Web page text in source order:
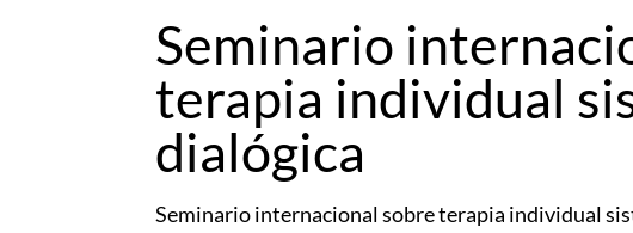
Seminario
terapia individual
dialógica
Seminario internacional sobre terapia individual